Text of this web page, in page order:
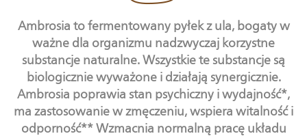
Ambrosia to fermentowany pyłek z ula, bogaty w
ważne dla organizmu nadzwyczaj korzystne
substancje naturalne. Wszystkie te substancje są
biologicznie wyważone i działają synergicznie.
Ambrosia poprawia stan psychiczny i wydajność*,
ma zastosowanie wzmęczeniu, wspiera witalność i
odporność**Wzmacnia normalną pracę układu